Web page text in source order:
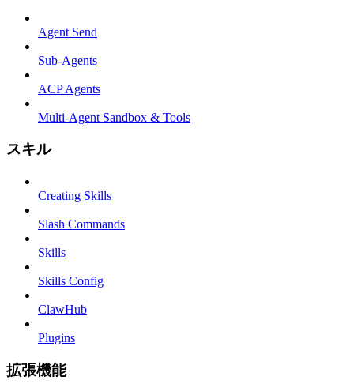
Agent Send
Sub-Agents
ACP Agents
Multi-Agent Sandbox & Tools
スキル
Creating Skills
Slash Commands
Skills
Skills Config
ClawHub
Plugins
拡張機能